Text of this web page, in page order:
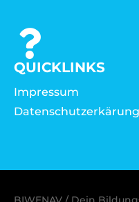
QUICKLINKS
Impressum
Datenschutzerkärung